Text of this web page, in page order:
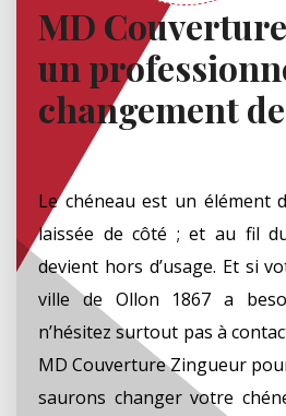
MD
un
changement
Le chéneau est un élément
laissée de côté ; et au fil
devient hors d’usage. Et si
ville de Ollon 1867 a
n’hésitez surtout pas à
MD Couverture Zingueur
saurons changer votre